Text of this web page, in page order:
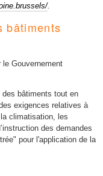
.
bâtiments
le Gouvernement
bâtiments tout en
exigences relatives à
climatisation, les
des demandes
pour l'application de la